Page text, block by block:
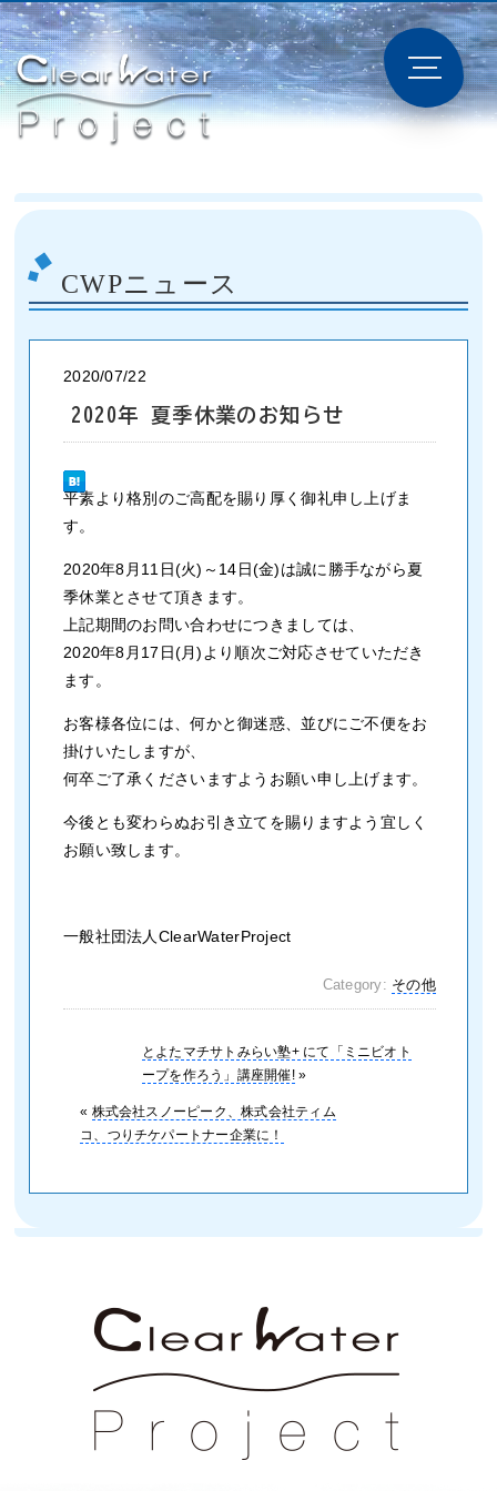
CWPニュース
2020/07/22
2020年 夏季休業のお知らせ
平素より格別のご高配を賜り厚く御礼申し上げま
す。
2020年8月11日(火)～14日(金)は誠に勝手ながら夏
季休業とさせて頂きます。
上記期間のお問い合わせにつきましては、
2020年8月17日(月)より順次ご対応させていただき
ます。
お客様各位には、何かと御迷惑、並びにご不便をお
掛けいたしますが、
何卒ご了承くださいますようお願い申し上げます。
今後とも変わらぬお引き立てを賜りますよう宜しく
お願い致します。
一般社団法人ClearWaterProject
Category: その他
とよたマチサトみらい塾+ にて「ミニビオト
ープを作ろう」講座開催!»
« 株式会社スノーピーク、株式会社ティム
コ、つりチケパートナー企業に！